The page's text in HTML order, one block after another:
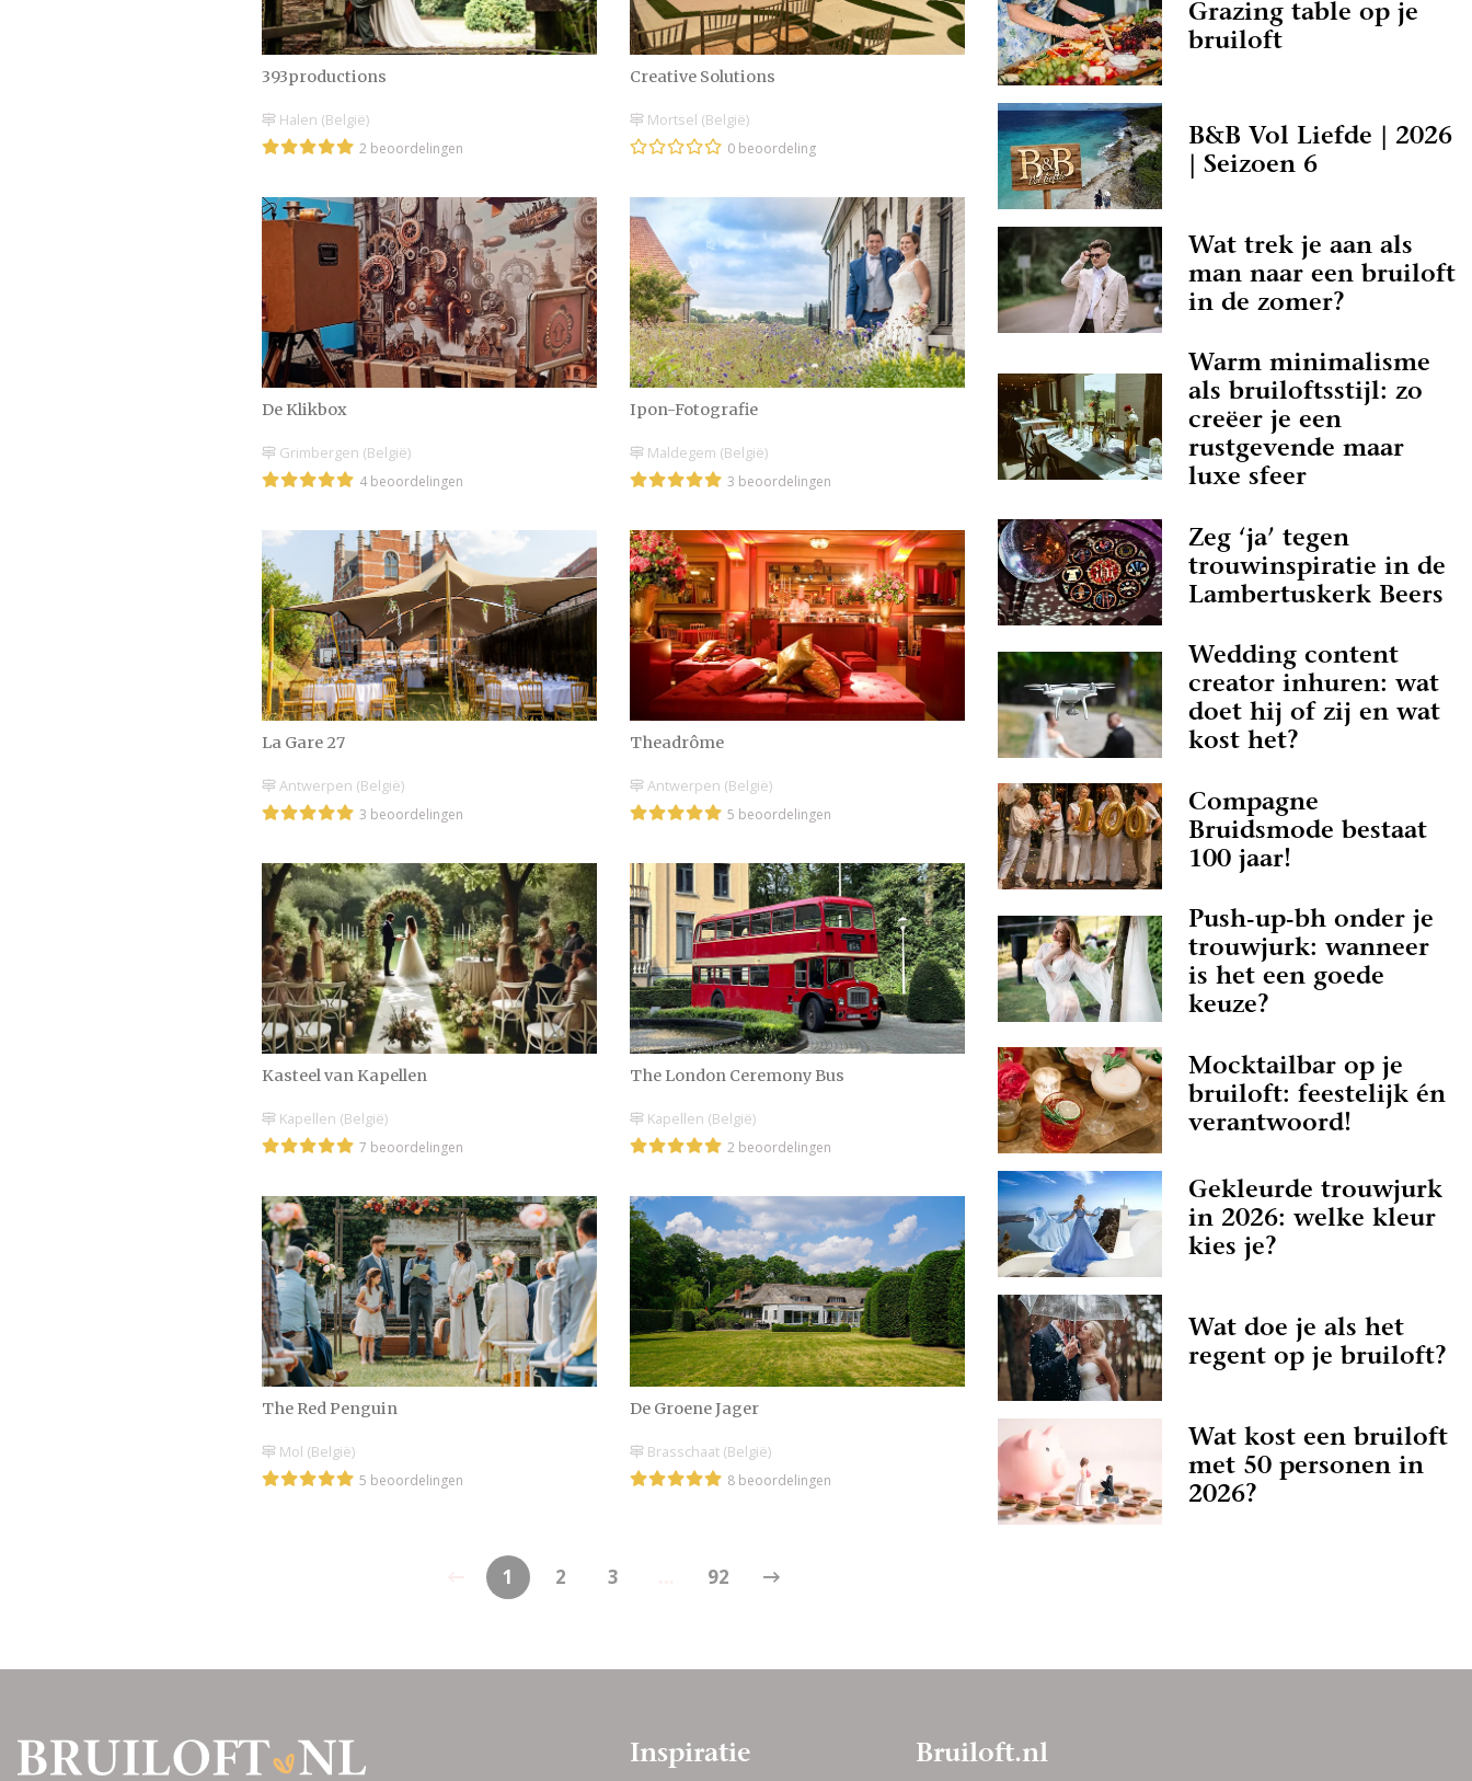
393productions
Halen (België)
2 beoordelingen
Creative Solutions
Mortsel (België)
0 beoordeling
De Klikbox
Grimbergen (België)
4 beoordelingen
Ipon-Fotografie
Maldegem (België)
3 beoordelingen
La Gare 27
Antwerpen (België)
3 beoordelingen
Theadrôme
Antwerpen (België)
5 beoordelingen
Kasteel van Kapellen
Kapellen (België)
7 beoordelingen
The London Ceremony Bus
Kapellen (België)
2 beoordelingen
The Red Penguin
Mol (België)
5 beoordelingen
De Groene Jager
Brasschaat (België)
8 beoordelingen
1 2 3 92
Grazing table op je
bruiloft
B&B Vol Liefde | 2026
| Seizoen 6
Wat trek je aan als
man naar een bruiloft
in de zomer?
Warm minimalisme
als bruiloftsstijl: zo
creëer je een
rustgevende maar
luxe sfeer
Zeg ‘ja’ tegen
trouwinspiratie in de
Lambertuskerk Beers
Wedding content
creator inhuren: wat
doet hij of zij en wat
kost het?
Compagne
Bruidsmode bestaat
100 jaar!
Push-up-bh onder je
trouwjurk: wanneer
is het een goede
keuze?
Mocktailbar op je
bruiloft: feestelijk én
verantwoord!
Gekleurde trouwjurk
in 2026: welke kleur
kies je?
Wat doe je als het
regent op je bruiloft?
Wat kost een bruiloft
met 50 personen in
2026?
Inspiratie Bruiloft.nl